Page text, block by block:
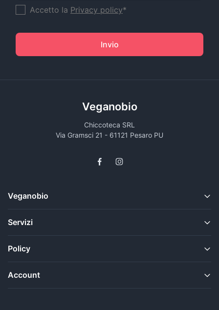
Accetto la Privacy policy*
Invio
Veganobio
Chiccoteca SRL
Via Gramsci 21 - 61121 Pesaro PU
Veganobio
Servizi
Policy
Account